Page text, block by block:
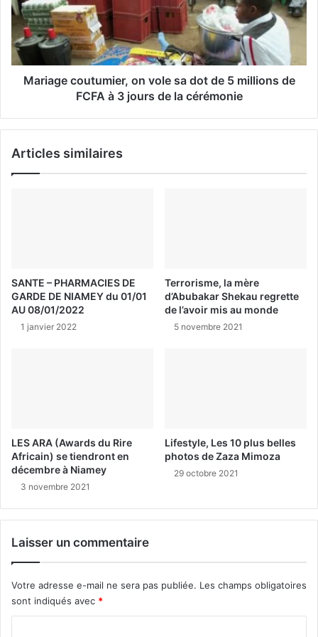
Mariage coutumier, on vole sa dot de 5 millions de
FCFA à 3 jours de la cérémonie
Articles similaires
SANTE – PHARMACIES DE
GARDE DE NIAMEY du 01/01
AU 08/01/2022
1 janvier 2022
Terrorisme, la mère
d’Abubakar Shekau regrette
de l’avoir mis au monde
5 novembre 2021
LES ARA (Awards du Rire
Africain) se tiendront en
décembre à Niamey
3 novembre 2021
Lifestyle, Les 10 plus belles
photos de Zaza Mimoza
29 octobre 2021
Laisser un commentaire
Votre adresse e-mail ne sera pas publiée. Les champs obligatoires
sont indiqués avec *